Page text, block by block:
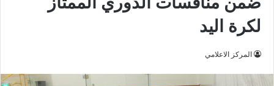
لكرة اليد
المركز الاعلامي